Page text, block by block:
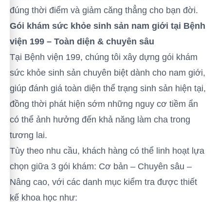
đúng thời điểm và giảm căng thẳng cho bạn đời.
Gói khám sức khỏe sinh sản nam giới tại Bệnh
viện 199 – Toàn diện & chuyên sâu
Tại Bệnh viện 199, chúng tôi xây dựng gói khám
sức khỏe sinh sản chuyên biệt dành cho nam giới,
giúp đánh giá toàn diện thể trạng sinh sản hiện tại,
đồng thời phát hiện sớm những nguy cơ tiềm ẩn
có thể ảnh hưởng đến khả năng làm cha trong
tương lai.
Tùy theo nhu cầu, khách hàng có thể linh hoạt lựa
chọn giữa 3 gói khám: Cơ bản – Chuyên sâu –
Nâng cao, với các danh mục kiểm tra được thiết
kế khoa học như: